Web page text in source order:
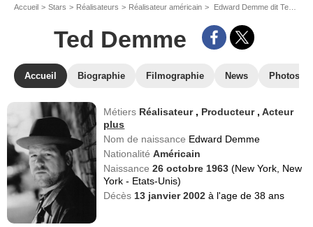
Accueil Stars Réalisateurs Réalisateur américain Edward Demme dit Ted Demme
Ted Demme
Accueil Biographie Filmographie News Photos
Métiers Réalisateur , Producteur ,Acteur
plus
Nom de naissance Edward Demme
NationalitéAméricain
Naissance26 octobre 1963(New York, New
York - Etats-Unis)
Décès 13 janvier 2002à l'age de 38 ans